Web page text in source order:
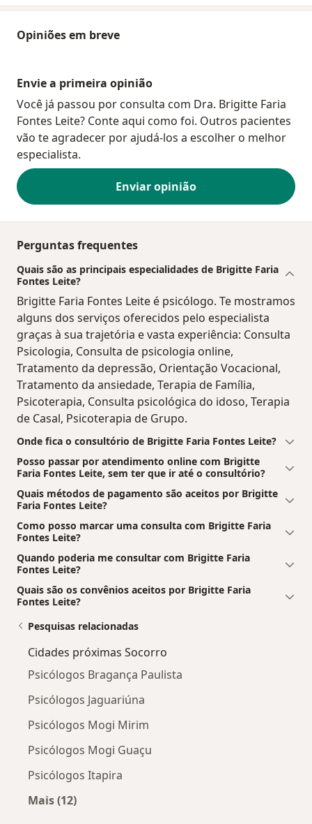
Opiniões em breve
Envie a primeira opinião
Você já passou por consulta com Dra. Brigitte Faria
Fontes Leite? Conte aqui como foi. Outros pacientes
vão te agradecer por ajudá-los a escolher o melhor
especialista.
Enviar opinião
Perguntas frequentes
Quais são as principais especialidades de Brigitte Faria
Fontes Leite?
Brigitte Faria Fontes Leite é psicólogo. Te mostramos
alguns dos serviços oferecidos pelo especialista
graças à sua trajetória e vasta experiência: Consulta
Psicologia, Consulta de psicologia online,
Tratamento da depressão, Orientação Vocacional,
Tratamento da ansiedade, Terapia de Família,
Psicoterapia, Consulta psicológica do idoso, Terapia
de Casal, Psicoterapia de Grupo.
Onde fica o consultório de Brigitte Faria Fontes Leite?
Posso passar por atendimento online com Brigitte
Faria Fontes Leite, sem ter que ir até o consultório?
Quais métodos de pagamento são aceitos por Brigitte
Faria Fontes Leite?
Como posso marcar uma consulta com Brigitte Faria
Fontes Leite?
Quando poderia me consultar com Brigitte Faria
Fontes Leite?
Quais são os convênios aceitos por Brigitte Faria
Fontes Leite?
Pesquisas relacionadas
Cidades próximas Socorro
Psicólogos Bragança Paulista
Psicólogos Jaguariúna
Psicólogos Mogi Mirim
Psicólogos Mogi Guaçu
Psicólogos Itapira
Mais (12)